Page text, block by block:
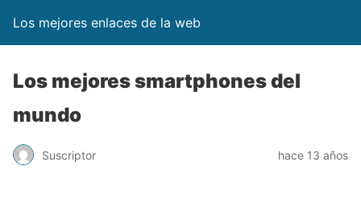
Los mejores enlaces de la web
Los mejores smartphones del
mundo
Suscriptor hace 13 años